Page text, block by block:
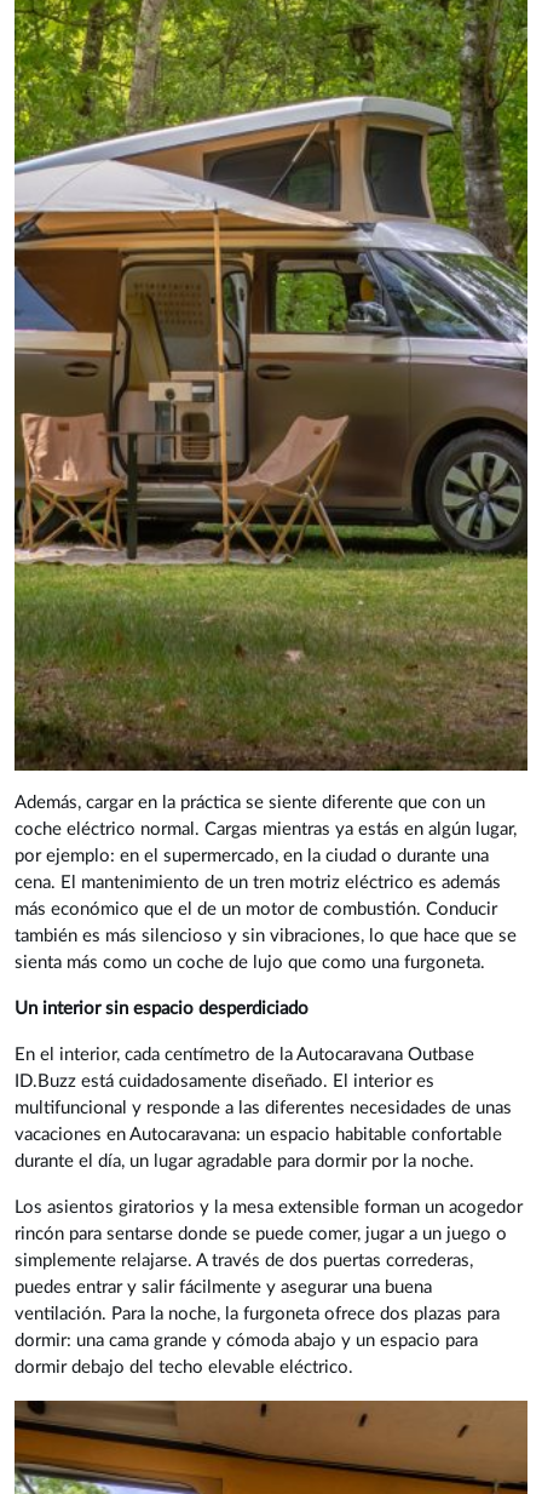
Además, cargar en la práctica se siente diferente que con un
coche eléctrico normal. Cargas mientras ya estás en algún lugar,
por ejemplo: en el supermercado, en la ciudad o durante una
cena. El mantenimiento de un tren motriz eléctrico es además
más económico que el de un motor de combustión. Conducir
también es más silencioso y sin vibraciones, lo que hace que se
sienta más como un coche de lujo que como una furgoneta.
Un interior sin espacio desperdiciado
En el interior, cada centímetro de la Autocaravana Outbase
ID.Buzz está cuidadosamente diseñado. El interior es
multifuncional y responde a las diferentes necesidades de unas
vacaciones en Autocaravana: un espacio habitable confortable
durante el día, un lugar agradable para dormir por la noche.
Los asientos giratorios y la mesa extensible forman un acogedor
rincón para sentarse donde se puede comer, jugar a un juego o
simplemente relajarse. A través de dos puertas correderas,
puedes entrar y salir fácilmente y asegurar una buena
ventilación. Para la noche, la furgoneta ofrece dos plazas para
dormir: una cama grande y cómoda abajo y un espacio para
dormir debajo del techo elevable eléctrico.